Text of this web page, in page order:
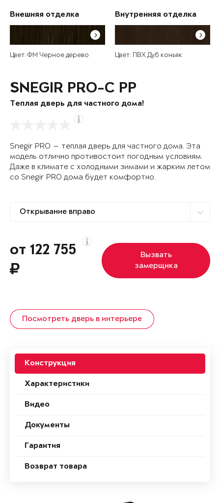
Внешняя отделка
Цвет: ФМ Черное дерево
Внутренняя отделка
Цвет: ПВХ Дуб коньяк
SNEGIR PRO-C PP
Теплая дверь для частного дома!
Snegir PRO — теплая дверь для частного дома. Эта
модель отлично противостоит погодным условиям.
Даже в климате с холодными зимами и жарким летом
со Snegir PRO дома будет комфортно.
от 122 755
Вызвать
замерщика
Посмотреть дверь в интерьере
Конструкция
Характеристики
Видео
Документы
Гарантия
Возврат товара